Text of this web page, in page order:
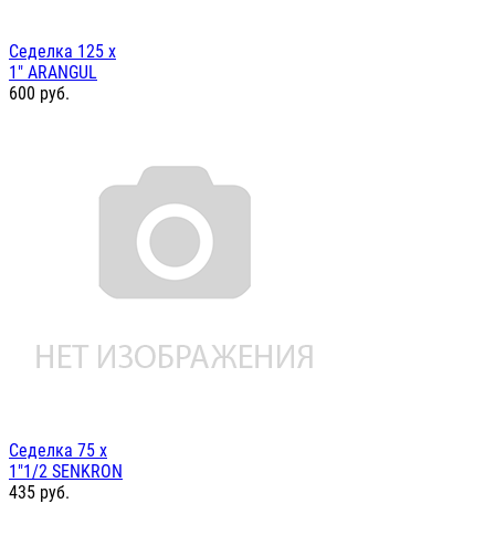
Седелка 125 х
1" ARANGUL
600 руб.
Седелка 75 х
1"1/2 SENKRON
435 руб.